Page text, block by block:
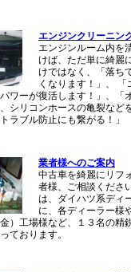
エンジンクリーニン
エンジンルーム内を
けば、ただ単に綺麗
けではなく、「落ち
くなります！」、 「
ワーが復活します！」、「
シリコンホースの亀裂など
ラブル防止にも繋がる！」
業者様へのご案内
中古車を綺麗にリフ
者様、ご相談くださ
は、ダイハツ系ディ
に、各ディーラー様
）工場様など、１３名の精
ております。